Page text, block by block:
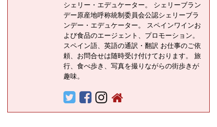
シェリー・エデュケーター。 シェリーブラン
デー原産地呼称統制委員会公認シェリーブラ
ンデー・エデュケーター。 スペインワインお
よび食品のエージェント、プロモーション。
スペイン語、英語の通訳・翻訳 お仕事のご依
頼、お問合せは随時受け付けております。 旅
行、食べ歩き、写真を撮りながらの街歩きが
趣味。